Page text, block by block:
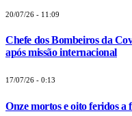
20/07/26 - 11:09
Chefe dos Bombeiros da
após missão internacional
17/07/26 - 0:13
Onze mortos e oito feridos